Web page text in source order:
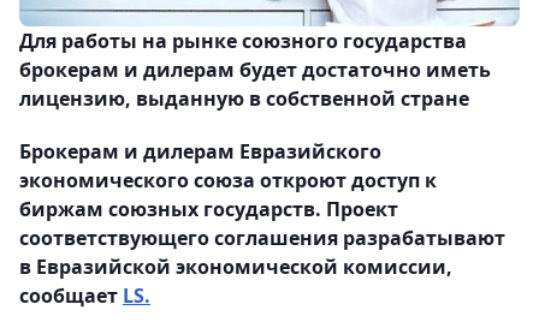
Для работы на рынке союзного государства
брокерам и дилерам будет достаточно иметь
лицензию, выданную в собственной стране
Брокерам и дилерам Евразийского
экономического союза откроют доступ к
биржам союзных государств. Проект
соответствующего соглашения разрабатывают
в Евразийской экономической комиссии,
сообщает LS.